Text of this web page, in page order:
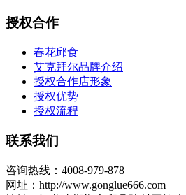
授权合作
春花邱食
艾克拜尔品牌介绍
授权合作店形象
授权优势
授权流程
联系我们
咨询热线：4008-979-878
网址：http://www.gonglue666.com